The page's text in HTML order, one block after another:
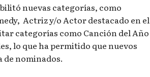
nuevas categorías, como
Actriz y/o Actor destacado en el
categorías como Canción del Año
lo que ha permitido que nuevos
nominados.